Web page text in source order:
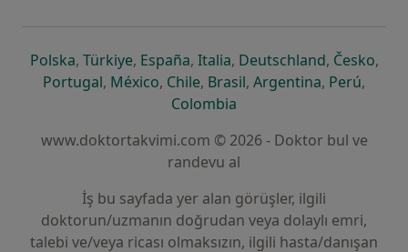
Polskayeni bir sekmede açılır
, Türkiyeyeni bir sekmede açılır
, Españayeni bir sekmede açılır
, Italiayeni bir sekmede açılır
, Deutschlandyeni bir
, Českoyeni
,
Portugalyeni bir sekmede açılır
, Méxicoyeni bir sekmede açılır
, Chileyeni bir sekmede açılır
, Brasilyeni bir sekmede açılır
, Argentinayeni bir
, Perúyeni
,
Colombia
www.doktortakvimi.com © 2026 - Doktor bul ve
randevu al
İş bu sayfada yer alan görüşler, ilgili
doktorun/uzmanın doğrudan veya dolaylı emri,
talebi ve/veya ricası olmaksızın, ilgili hasta/danışan